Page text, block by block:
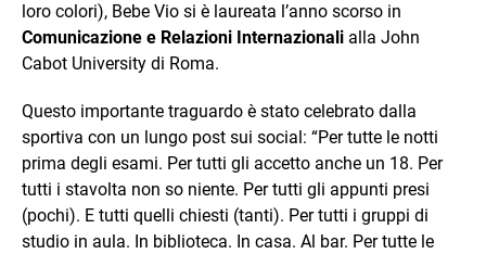
loro colori), Bebe Vio si è laureata l’anno scorso in
Comunicazione e Relazioni Internazionali alla John
Cabot University di Roma.
Questo importante traguardo è stato celebrato dalla
sportiva con un lungo post sui social: “Per tutte le notti
prima degli esami. Per tutti gli accetto anche un 18. Per
tutti i stavolta non so niente. Per tutti gli appunti presi
(pochi). E tutti quelli chiesti (tanti). Per tutti i gruppi di
studio in aula. In biblioteca. In casa. Al bar. Per tutte le